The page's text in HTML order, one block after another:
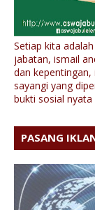
Setiap kita
jabatan, ismail
dan
sayangi yang
bukti sosial nyata
PASANG